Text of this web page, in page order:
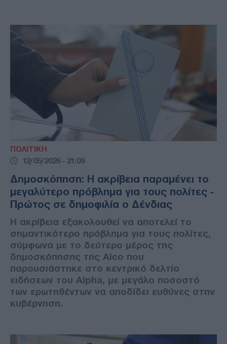
ΠΟΛΙΤΙΚΗ
12/05/2026 - 21:09
Δημοσκόπηση: Η ακρίβεια παραμένει το
μεγαλύτερο πρόβλημα για τους πολίτες -
Πρώτος σε δημοφιλία ο Δένδιας
Η ακρίβεια εξακολουθεί να αποτελεί το
σημαντικότερο πρόβλημα για τους πολίτες,
σύμφωνα με το δεύτερο μέρος της
δημοσκόπησης της Alco που
παρουσιάστηκε στο κεντρικό δελτίο
ειδήσεων του Alpha, με μεγάλο ποσοστό
των ερωτηθέντων να αποδίδει ευθύνες στην
κυβέρνηση.